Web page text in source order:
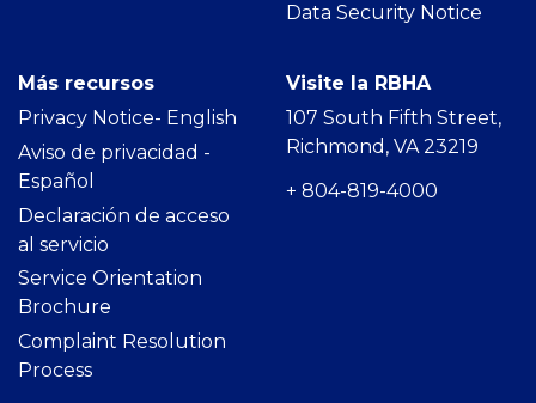
Data Security Notice
Más recursos
Privacy Notice- English
Aviso de privacidad -
Español
Declaración de acceso
al servicio
Service Orientation
Brochure
Complaint Resolution
Process
Visite la RBHA
107 South Fifth Street,
Richmond, VA 23219
+ 804-819-4000